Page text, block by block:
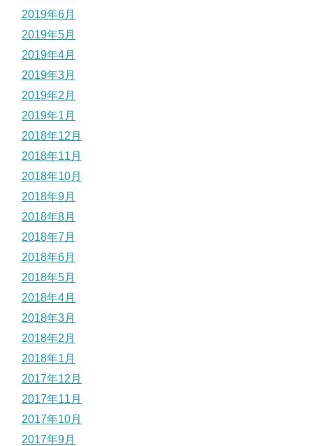
2019年6月
2019年5月
2019年4月
2019年3月
2019年2月
2019年1月
2018年12月
2018年11月
2018年10月
2018年9月
2018年8月
2018年7月
2018年6月
2018年5月
2018年4月
2018年3月
2018年2月
2018年1月
2017年12月
2017年11月
2017年10月
2017年9月